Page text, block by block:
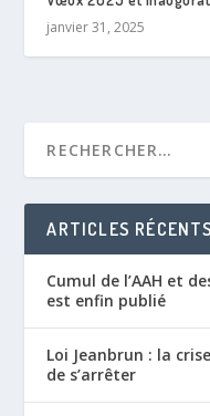
janvier 31, 2025
ARTICLES RÉCENTS
Cumul de l’AAH et
est enfin publié
Loi Jeanbrun : la
de s’arrêter